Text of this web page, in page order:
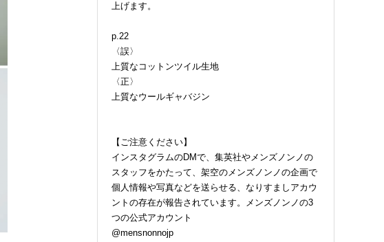
上げます。
p.22
〈誤〉
上質なコットンツイル生地
〈正〉
上質なウールギャバジン
【ご注意ください】
インスタグラムのDMで、集英社やメンズノンノの
スタッフをかたって、架空のメンズノンノの企画で
個人情報や写真などを送らせる、なりすましアカウ
ントの存在が報告されています。メンズノンノの3
つの公式アカウント
@mensnonnojp